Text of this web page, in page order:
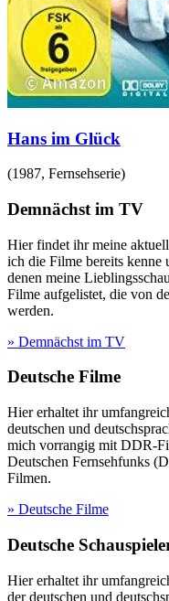
Hans im Glück
(1987, Fernsehserie)
Demnächst im TV
Hier findet ihr meine
ich die Filme bereits kenne
denen meine
Filme aufgelistet, die von
werden.
» Demnächst im TV
Deutsche Filme
Hier erhaltet ihr
deutschen und
mich vorrangig mit DDR-
Deutschen Fernsehfunks
Filmen.
» Deutsche Filme
Deutsche
Hier erhaltet ihr
der deutschen und